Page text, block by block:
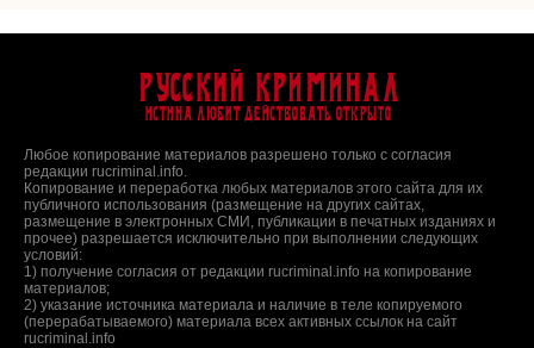
Русский Криминал
Истина любит действовать открыто
Любое копирование материалов разрешено только с согласия
редакции rucriminal.info.
Копирование и переработка любых материалов этого сайта для их
публичного использования (размещение на других сайтах,
размещение в электронных СМИ, публикации в печатных изданиях и
прочее) разрешается исключительно при выполнении следующих
условий:
1) получение согласия от редакции rucriminal.info на копирование
материалов;
2) указание источника материала и наличие в теле копируемого
(перерабатываемого) материала всех активных ссылок на сайт
rucriminal.info